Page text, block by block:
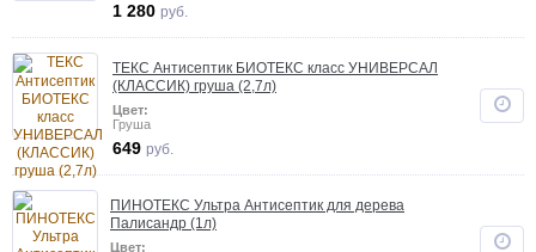
1 280 руб.
ТЕКС Антисептик БИОТЕКС класс УНИВЕРСАЛ
(КЛАССИК) груша (2,7л)
Цвет:
Груша
649 руб.
ПИНОТЕКС Ультра Антисептик для дерева
Палисандр (1л)
Цвет: